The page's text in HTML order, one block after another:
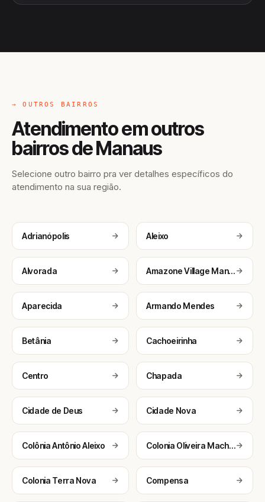
→ OUTROS BAIRROS
Atendimento em outros
bairros de Manaus
Selecione outro bairro pra ver detalhes específicos do
atendimento na sua região.
Adrianópolis Aleixo
Alvorada Amazone Village Manaus Brasil
Aparecida Armando Mendes
Betânia Cachoeirinha
Centro Chapada
Cidade de Deus Cidade Nova
Colônia Antônio Aleixo Colonia Oliveira Machado
Colonia Terra Nova Compensa